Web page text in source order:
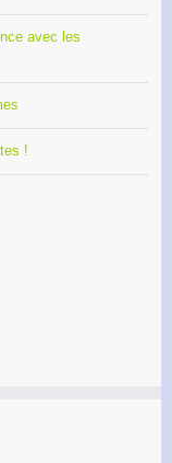
avec les
!